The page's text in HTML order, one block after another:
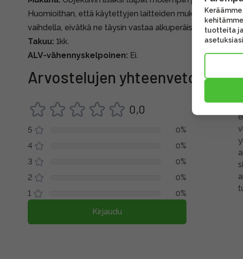
Huomioithan, että käytettyjen laitteiden mukana tulevat
vaihdella, eivätkä ne täysin vastaa alkuperäispakkauksen
Takuu: 1kk.
ALV-vähennyskelpoinen: Ei.
Arvostelujen yhteenveto
0,0
5
0%
4
0%
3
0%
2
0%
1
0%
Kirjaudu
tuotteita